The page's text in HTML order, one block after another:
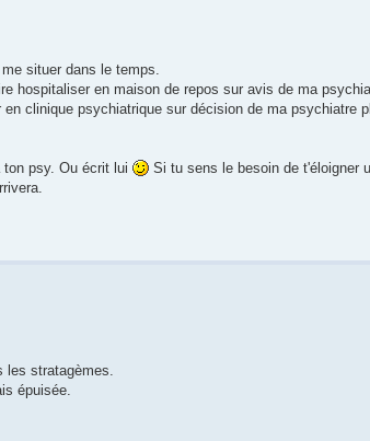
situer dans le temps.
hospitaliser en maison de repos sur avis de ma
clinique psychiatrique sur décision de ma psychiatre
psy. Ou écrit lui
Si tu sens le besoin de t'éloigner
les stratagèmes.
épuisée.